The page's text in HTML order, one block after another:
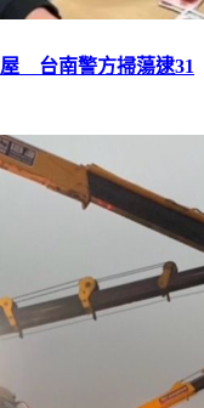
屋 台南警方掃蕩逮31